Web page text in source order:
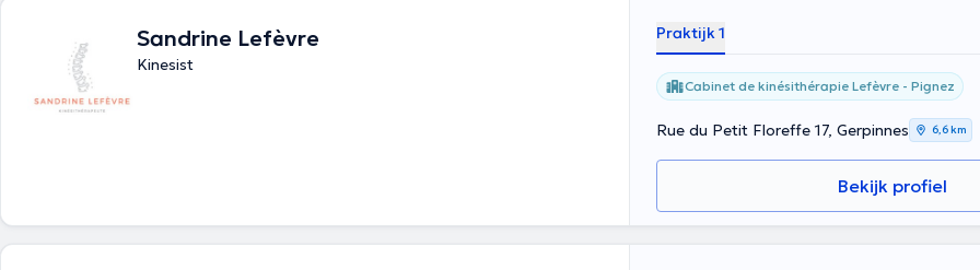
Sandrine Lefèvre
Kinesist
Praktijk 1
Cabinet de kinésithérapie Lefèvre - Pignez
Rue du Petit Floreffe 17, Gerpinnes 6,6 km
Bekijk profiel